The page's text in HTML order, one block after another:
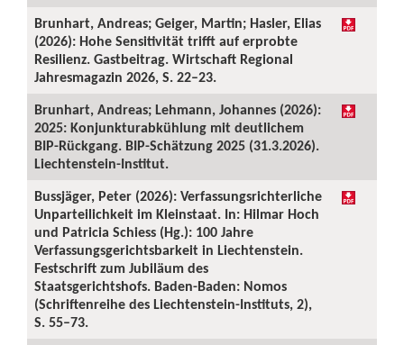
Brunhart, Andreas; Geiger, Martin; Hasler, Elias
(2026): Hohe Sensitivität trifft auf erprobte
Resilienz. Gastbeitrag. Wirtschaft Regional
Jahresmagazin 2026, S. 22–23.
Brunhart, Andreas; Lehmann, Johannes (2026):
2025: Konjunkturabkühlung mit deutlichem
BIP-Rückgang. BIP-Schätzung 2025 (31.3.2026).
Liechtenstein-Institut.
Bussjäger, Peter (2026): Verfassungsrichterliche
Unparteilichkeit im Kleinstaat. In: Hilmar Hoch
und Patricia Schiess (Hg.): 100 Jahre
Verfassungsgerichtsbarkeit in Liechtenstein.
Festschrift zum Jubiläum des
Staatsgerichtshofs. Baden-Baden: Nomos
(Schriftenreihe des Liechtenstein-Instituts, 2),
S. 55–73.